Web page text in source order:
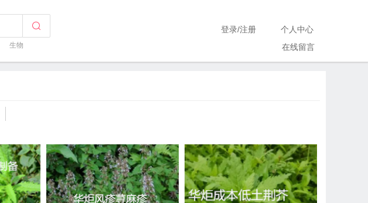
生物
登录/注册
个人中心
在线留言